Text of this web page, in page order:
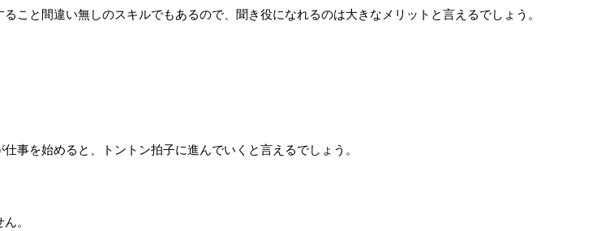
こと間違い無しのスキルでもあるので、聞き役になれるのは大きなメリットと言えるでしょう。
事を始めると、トントン拍子に進んでいくと言えるでしょう。
。